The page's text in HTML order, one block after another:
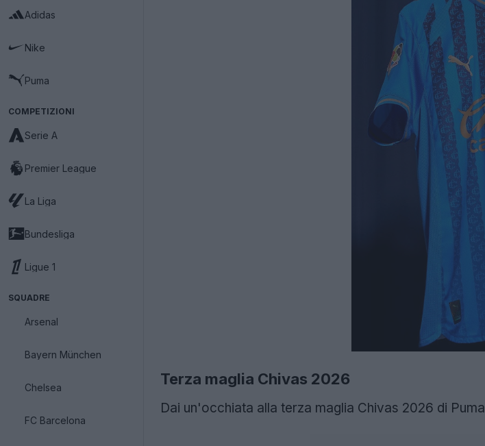
Adidas
Nike
Puma
COMPETIZIONI
Serie A
Premier League
La Liga
Bundesliga
Ligue 1
SQUADRE
Arsenal
Bayern München
Chelsea
FC Barcelona
Terza maglia Chivas 2026
Dai un'occhiata alla terza maglia Chivas 2026 di